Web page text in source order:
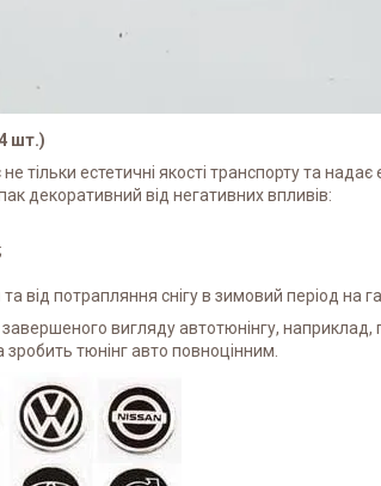
шт.)
тільки естетичні якості транспорту та
декоративний від негативних впливів:
від потрапляння снігу в зимовий період на
вигляду автотюнінгу, наприклад,
тюнінг авто повноцінним.